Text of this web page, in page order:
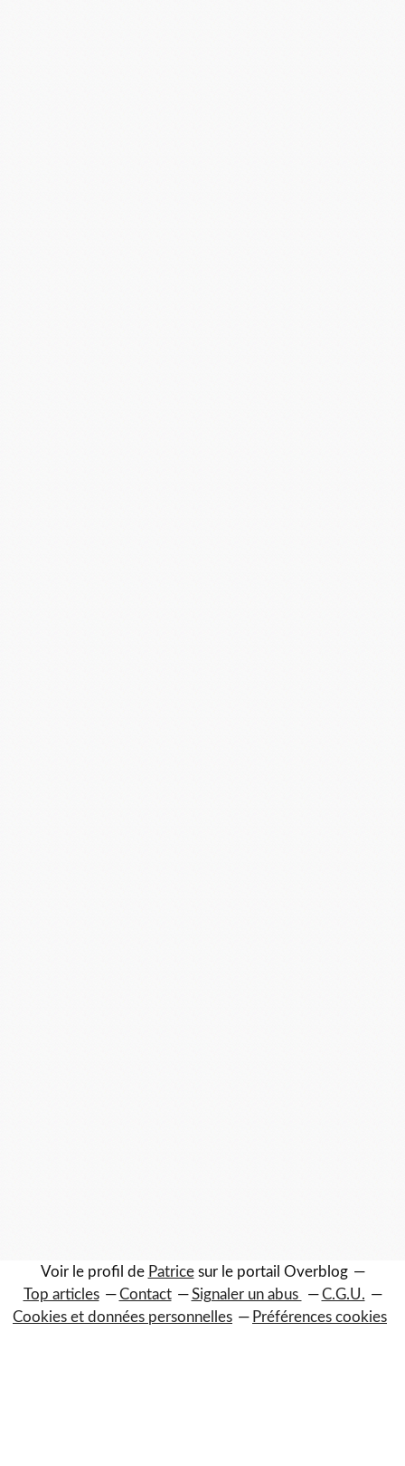
Voir le profil de Patricesur le portail Overblog
Top articles
Contact Signaler un abus
C.G.U.
Cookies et données personnelles
Préférences cookies